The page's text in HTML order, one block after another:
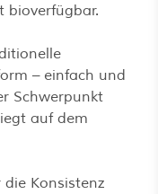
bioverfügbar.
– einfach und
Schwerpunkt
auf dem
Konsistenz